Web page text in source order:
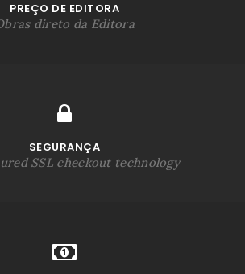
PREÇO DE EDITORA
direto da Editora
SEGURANÇA
SSL checkout technology